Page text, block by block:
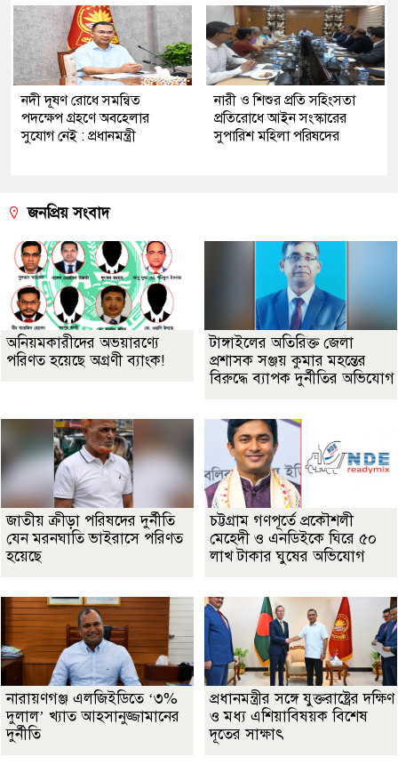
নদী দূষণ রোধে সমন্বিত
পদক্ষেপ গ্রহণে অবহেলার
সুযোগ নেই : প্রধানমন্ত্রী
নারী ও শিশুর প্রতি সহিংসতা
প্রতিরোধে আইন সংস্কারের
সুপারিশ মহিলা পরিষদের
জনপ্রিয় সংবাদ
অনিয়মকারীদের অভয়ারণ্যে
পরিণত হয়েছে অগ্রণী ব্যাংক!
টাঙ্গাইলের অতিরিক্ত জেলা
প্রশাসক সঞ্জয় কুমার মহন্তের
বিরুদ্ধে ব্যাপক দুর্নীতির অভিযোগ
জাতীয় ক্রীড়া পরিষদের দুর্নীতি
যেন মরনঘাতি ভাইরাসে পরিণত
হয়েছে
চট্টগ্রাম গণপূর্তে প্রকৌশলী
মেহেদী ও এনডিইকে ঘিরে ৫০
লাখ টাকার ঘুষের অভিযোগ
নারায়ণগঞ্জ এলজিইডিতে ‘৩%
দুলাল’ খ্যাত আহসানুজ্জামানের
দুর্নীতি
প্রধানমন্ত্রীর সঙ্গে যুক্তরাষ্ট্রের দক্ষিণ
ও মধ্য এশিয়াবিষয়ক বিশেষ
দূতের সাক্ষাৎ